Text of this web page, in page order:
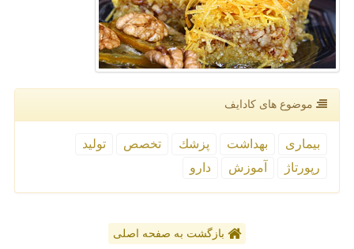
موضوع های كادایف
بیماری بهداشت پزشك تخصص
تولید
رپورتاژ
آموزش دارو
بازگشت به صفحه اصلی